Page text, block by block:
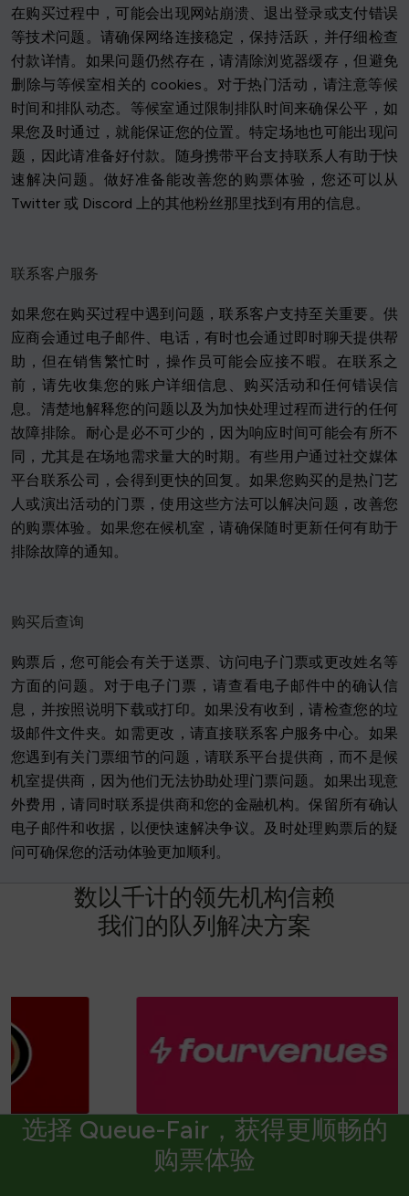
在购买过程中，可能会出现网站崩溃、退出登录或支付错误
等技术问题。请确保网络连接稳定，保持活跃，并仔细检查
付款详情。如果问题仍然存在，请清除浏览器缓存，但避免
删除与等候室相关的 cookies。对于热门活动，请注意等候
时间和排队动态。等候室通过限制排队时间来确保公平，如
果您及时通过，就能保证您的位置。特定场地也可能出现问
题，因此请准备好付款。随身携带平台支持联系人有助于快
速解决问题。做好准备能改善您的购票体验，您还可以从
Twitter 或 Discord 上的其他粉丝那里找到有用的信息。
联系客户服务
如果您在购买过程中遇到问题，联系客户支持至关重要。供
应商会通过电子邮件、电话，有时也会通过即时聊天提供帮
助，但在销售繁忙时，操作员可能会应接不暇。在联系之
前，请先收集您的账户详细信息、购买活动和任何错误信
息。清楚地解释您的问题以及为加快处理过程而进行的任何
故障排除。耐心是必不可少的，因为响应时间可能会有所不
同，尤其是在场地需求量大的时期。有些用户通过社交媒体
平台联系公司，会得到更快的回复。如果您购买的是热门艺
人或演出活动的门票，使用这些方法可以解决问题，改善您
的购票体验。如果您在候机室，请确保随时更新任何有助于
排除故障的通知。
购买后查询
购票后，您可能会有关于送票、访问电子门票或更改姓名等
方面的问题。对于电子门票，请查看电子邮件中的确认信
息，并按照说明下载或打印。如果没有收到，请检查您的垃
圾邮件文件夹。如需更改，请直接联系客户服务中心。如果
您遇到有关门票细节的问题，请联系平台提供商，而不是候
机室提供商，因为他们无法协助处理门票问题。如果出现意
外费用，请同时联系提供商和您的金融机构。保留所有确认
电子邮件和收据，以便快速解决争议。及时处理购票后的疑
问可确保您的活动体验更加顺利。
数以千计的领先机构信赖
我们的队列解决方案
选择 Queue-Fair，获得更顺畅的
购票体验